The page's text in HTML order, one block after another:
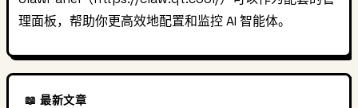
理面板，帮助你更高效地配置和监控 AI 智能体。
📖 最新文章